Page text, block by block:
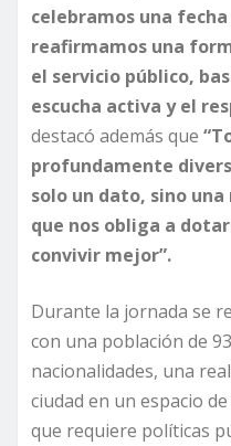
celebramos una
reafirmamos una
el servicio público,
escucha activa y el
destacó además que
profundamente
solo un dato, sino
que nos obliga a
convivir mejor”.
Durante la jornada se
con una población de
nacionalidades, una
ciudad en un espacio
que requiere políticas